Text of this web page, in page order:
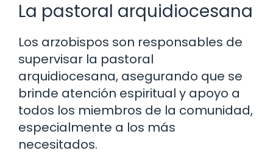
La pastoral arquidiocesana
Los arzobispos son responsables de
supervisar la pastoral
arquidiocesana, asegurando que se
brinde atención espiritual y apoyo a
todos los miembros de la comunidad,
especialmente a los más
necesitados.